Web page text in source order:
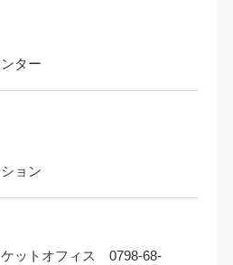
ター
ョン
ットオフィス 0798-68-